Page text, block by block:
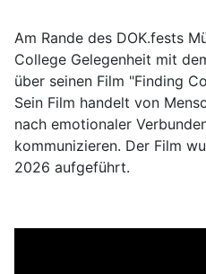
Am Rande des DOK.fests
College Gelegenheit mit
über seinen Film "Finding
Sein Film handelt von
nach emotionaler
kommunizieren. Der Film
2026 aufgeführt.